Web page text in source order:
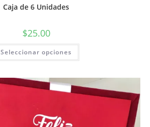
Caja de 6 Unidades
$25.00
Seleccionar opciones